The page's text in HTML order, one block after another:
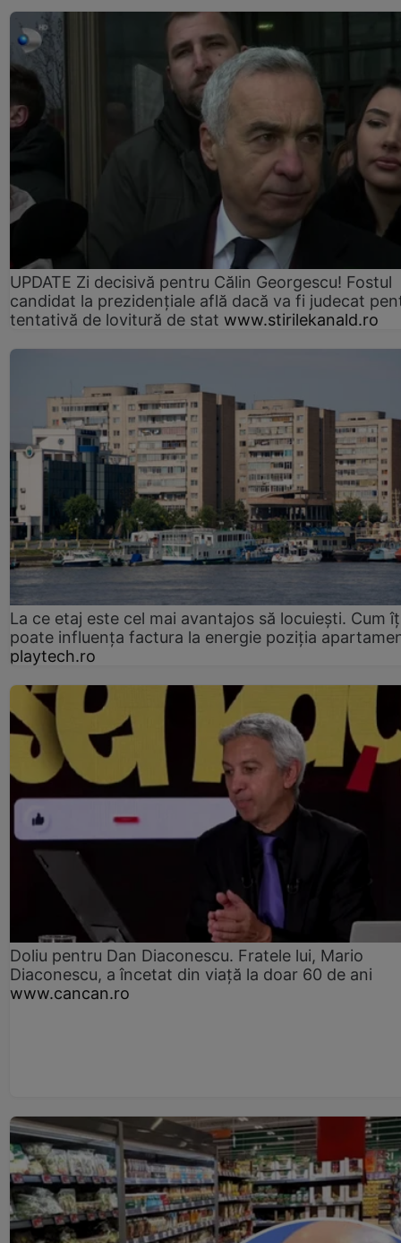
UPDATE Zi decisivă pentru Călin Georgescu! Fostul
candidat la prezidențiale află dacă va fi judecat
tentativă de lovitură de stat www.stirilekanald.ro
La ce etaj este cel mai avantajos să locuiești. Cum
poate influența factura la energie poziția
playtech.ro
Doliu pentru Dan Diaconescu. Fratele lui, Mario
Diaconescu, a încetat din viață la doar 60 de ani
www.cancan.ro